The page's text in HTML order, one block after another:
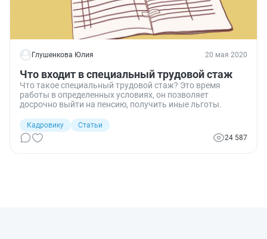
Глушенкова Юлия 20 мая 2020
Что входит в специальный трудовой стаж
Что такое специальный трудовой стаж? Это время
работы в определенных условиях, он позволяет
досрочно выйти на пенсию, получить иные льготы.
Кадровику
Статьи
24 587